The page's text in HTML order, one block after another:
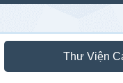
Sidebar
chính
Thư Viện